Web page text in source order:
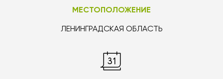
МЕСТОПОЛОЖЕНИЕ
ЛЕНИНГРАДСКАЯ ОБЛАСТЬ